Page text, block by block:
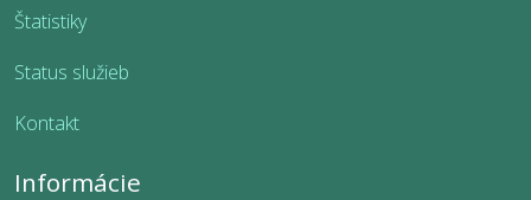
Štatistiky
Status služieb
Kontakt
Informácie